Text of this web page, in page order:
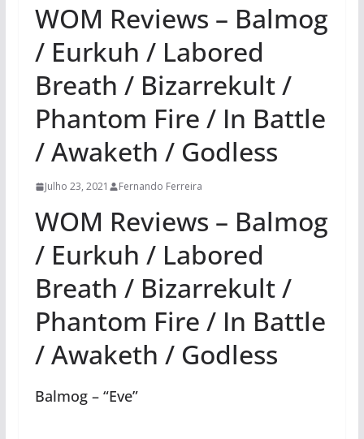
WOM Reviews – Balmog
/ Eurkuh / Labored
Breath / Bizarrekult /
Phantom Fire / In Battle
/ Awaketh / Godless
Julho 23, 2021 Fernando Ferreira
WOM Reviews – Balmog
/ Eurkuh / Labored
Breath / Bizarrekult /
Phantom Fire / In Battle
/ Awaketh / Godless
Balmog – “Eve”